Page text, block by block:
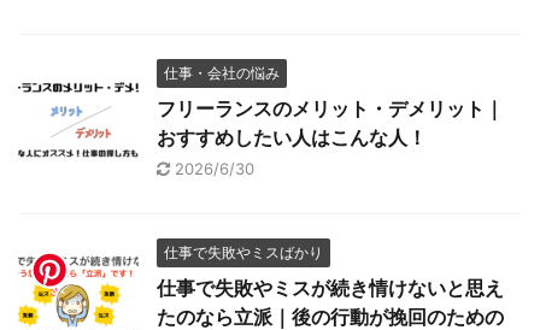
仕事・会社の悩み
フリーランスのメリット・デメリット｜
おすすめしたい人はこんな人！
2026/6/30
仕事で失敗やミスばかり
仕事で失敗やミスが続き情けないと思え
たのなら立派｜後の行動が挽回のための